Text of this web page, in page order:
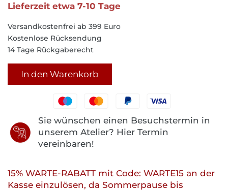
Lieferzeit etwa 7-10 Tage
Versandkostenfrei ab 399 Euro
Kostenlose Rücksendung
14 Tage Rückgaberecht
In den Warenkorb
Sie wünschen einen Besuchstermin in
unserem Atelier? Hier Termin
vereinbaren!
15% WARTE-RABATT mit Code: WARTE15 an der
Kasse einzulösen, da Sommerpause bis